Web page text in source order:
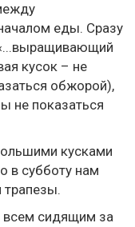
еды. Сразу
кусок – не
обжорой),
не показаться
кусками
в субботу нам
трапезы.
всем сидящим за